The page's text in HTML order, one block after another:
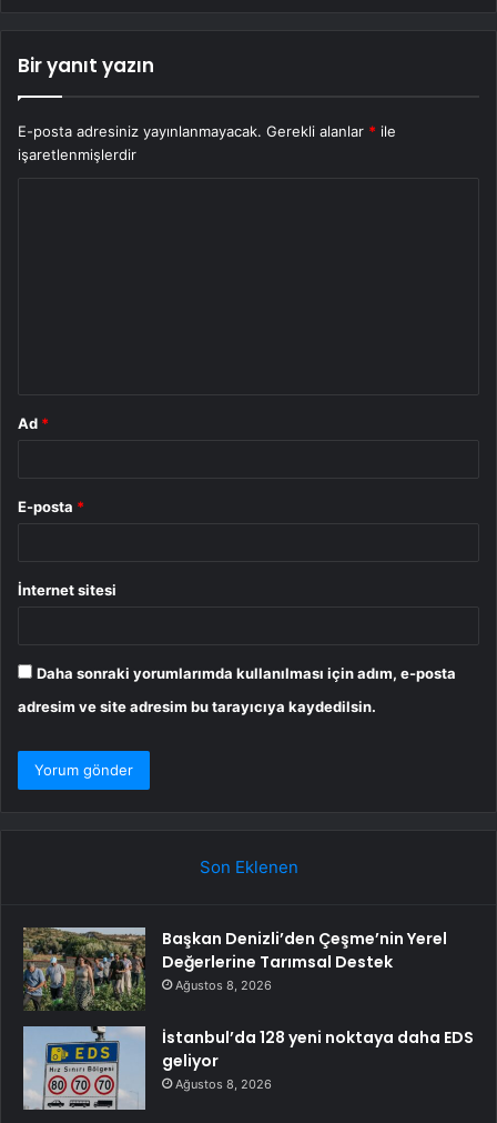
Bir yanıt yazın
E-posta adresiniz yayınlanmayacak. Gerekli alanlar * ile
işaretlenmişlerdir
Ad *
E-posta *
İnternet sitesi
Daha sonraki yorumlarımda kullanılması için adım, e-posta
adresim ve site adresim bu tarayıcıya kaydedilsin.
Son Eklenen
Başkan Denizli’den Çeşme’nin Yerel
Değerlerine Tarımsal Destek
Ağustos 8, 2026
İstanbul’da 128 yeni noktaya daha EDS
geliyor
Ağustos 8, 2026